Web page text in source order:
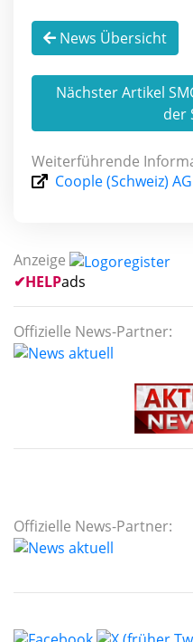
News Übersicht
Nächster Artikel
der
Weiterführende
Coople (Schweiz) AG
Anzeige
✔HELPads
Offizielle News-Partner:
Offizielle News-Partner: